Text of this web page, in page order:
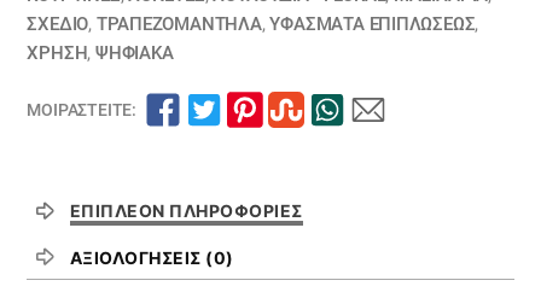
ΣΧΕΔΙΟ, ΤΡΑΠΕΖΟΜΆΝΤΗΛΑ,ΥΦΆΣΜΑΤΑ ΕΠΙΠΛΏΣΕΩΣ,
ΧΡΗΣΗ, ΨΗΦΙΑΚΆ
ΜΟΙΡΑΣΤΕΊΤΕ:
ΕΠΙΠΛΈΟΝ ΠΛΗΡΟΦΟΡΊΕΣ
ΑΞΙΟΛΟΓΉΣΕΙΣ (0)